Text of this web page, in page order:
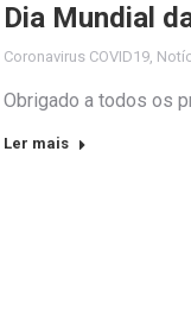
Dia Mundial
Coronavirus COVID19,
Obrigado a todos os
Ler mais